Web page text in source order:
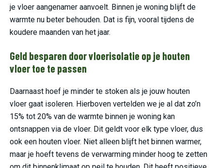
je vloer aangenamer aanvoelt. Binnen je woning blijft de
warmte nu beter behouden. Dat is fijn, vooral tijdens de
koudere maanden van het jaar.
Geld besparen door vloerisolatie op je houten
vloer toe te passen
Daarnaast hoef je minder te stoken als je jouw houten
vloer gaat isoleren. Hierboven vertelden we je al dat zo’n
15% tot 20% van de warmte binnen je woning kan
ontsnappen via de vloer. Dit geldt voor elk type vloer, dus
ook een houten vloer. Niet alleen blijft het binnen warmer,
maar je hoeft tevens de verwarming minder hoog te zetten